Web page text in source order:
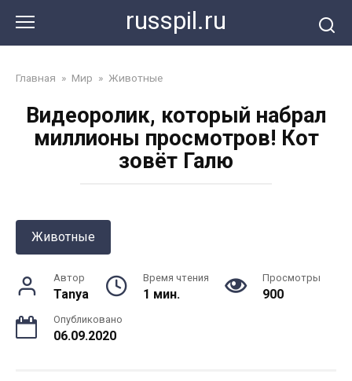
контенту
russpil.ru
Главная » Мир » Животные
Видеоролик, который набрал
миллионы просмотров! Кот
зовёт Галю
Животные
Автор
Tanya
Время чтения
1 мин.
Просмотры
900
Опубликовано
06.09.2020